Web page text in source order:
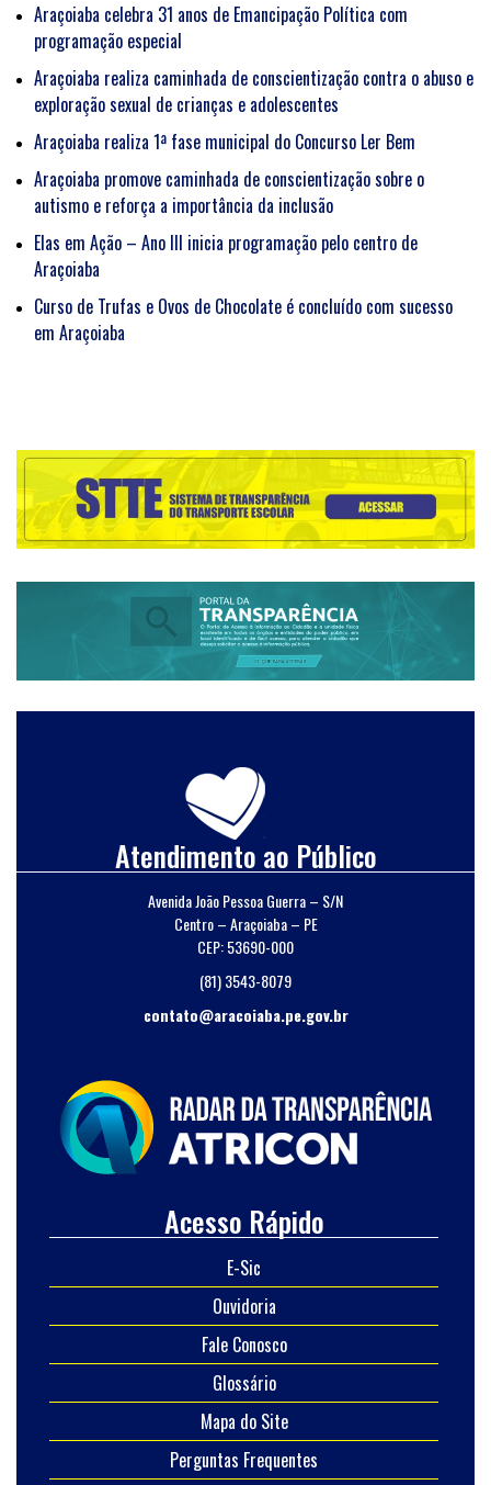
Araçoiaba celebra 31 anos de Emancipação Política com
programação especial
Araçoiaba realiza caminhada de conscientização contra o abuso e
exploração sexual de crianças e adolescentes
Araçoiaba realiza 1ª fase municipal do Concurso Ler Bem
Araçoiaba promove caminhada de conscientização sobre o
autismo e reforça a importância da inclusão
Elas em Ação – Ano III inicia programação pelo centro de
Araçoiaba
Curso de Trufas e Ovos de Chocolate é concluído com sucesso
em Araçoiaba
Atendimento ao Público
Avenida João Pessoa Guerra – S/N
Centro – Araçoiaba – PE
CEP: 53690-000
(81) 3543-8079
contato@aracoiaba.pe.gov.br
Acesso Rápido
E-Sic
Ouvidoria
Fale Conosco
Glossário
Mapa do Site
Perguntas Frequentes